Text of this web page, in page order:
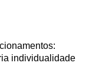
individualidade